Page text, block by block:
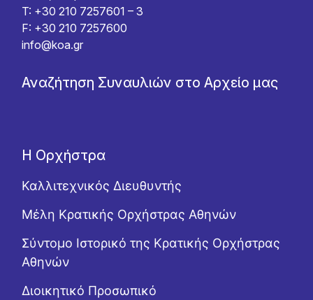
T: +30 210 7257601 – 3
F: +30 210 7257600
info@koa.gr
Αναζήτηση Συναυλιών στο Αρχείο μας
Η Ορχήστρα
Καλλιτεχνικός Διευθυντής
Μέλη Κρατικής Ορχήστρας Αθηνών
Σύντομο Ιστορικό της Κρατικής Ορχήστρας
Αθηνών
Διοικητικό Προσωπικό